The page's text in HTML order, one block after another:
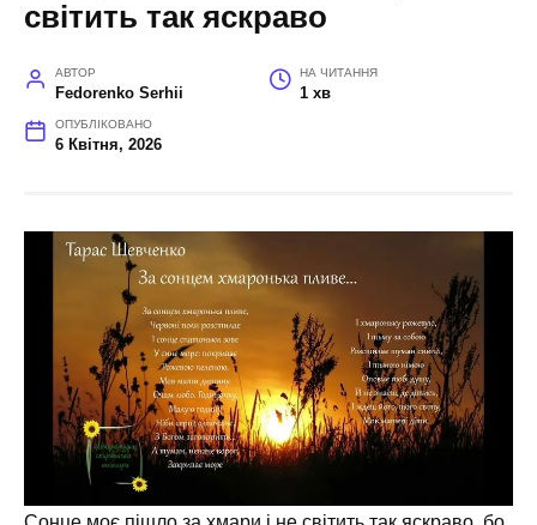
світить так яскраво
АВТОР
Fedorenko Serhii
НА ЧИТАННЯ
1 хв
ОПУБЛІКОВАНО
6 Квітня, 2026